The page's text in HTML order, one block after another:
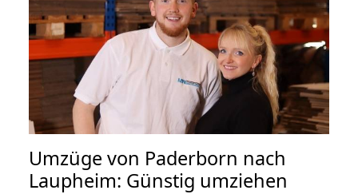
Umzüge von Paderborn nach
Laupheim: Günstig umziehen